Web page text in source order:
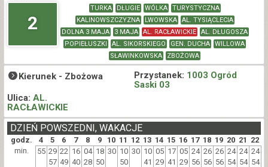
2
TURKA DŁUGIE WÓLKA
TURYSTYCZNA
KALINOWSZCZYZNA
LWOWSKA
AL. TYSIĄCLECIA
DOLNA 3 MAJA
3 MAJA AL. RACŁAWICKIE
AL. DŁUGOSZA
POPIEŁUSZKI
AL. SIKORSKIEGO GEN. DUCHA
WILLOWA
SŁAWINKOWSKA
ZBOŻOWA
Kierunek - Zbożowa Przystanek: 1003 Ogród
Saski 03
Ulica: AL.
RACŁAWICKIE
godz. 4 5 6 7 8 9 10 11 12 13 14 15 16 17 18 19 20 21 22
DZIEŃ POWSZEDNI, WAKACJE
min. 55 29
57
22
49
16
40
04
28
18
50
30 10
50
30 10
41
05
29
17
41
05
29
24
56
26
56
26
56
24
54
24
54
24
54